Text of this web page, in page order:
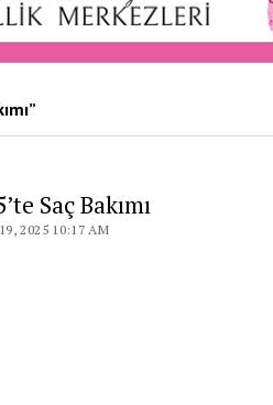
Saç Bakımı
2025 10:17 AM